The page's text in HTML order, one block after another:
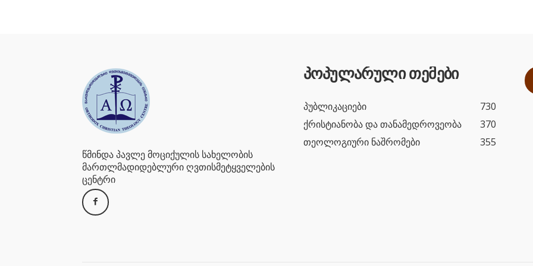
წმინდა პავლე მოციქულის სახელობის
მართლმადიდებლური ღვთისმეტყველების
ცენტრი
პოპულარული თემები
პუბლიკაციები
730
ქრისტიანობა და თანამედროვეობა
370
თეოლოგიური ნაშრომები
355